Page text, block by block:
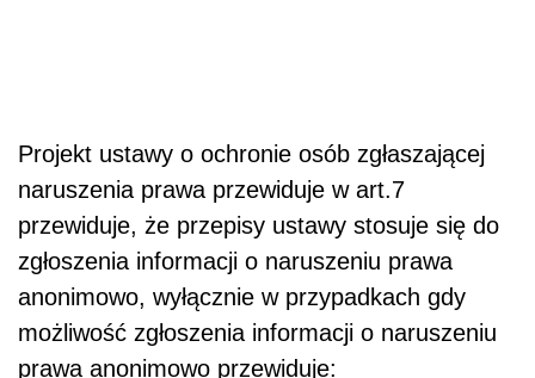
Projekt ustawy o ochronie osób zgłaszającej
naruszenia prawa przewiduje w art.7
przewiduje, że przepisy ustawy stosuje się do
zgłoszenia informacji o naruszeniu prawa
anonimowo, wyłącznie w przypadkach gdy
możliwość zgłoszenia informacji o naruszeniu
prawa anonimowo przewiduje: